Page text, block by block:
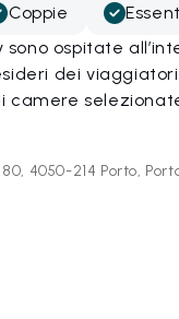
Coppie
ospitate
dei viaggiatori
camere
4050-214 Porto,